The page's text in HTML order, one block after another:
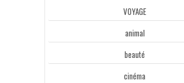
VOYAGE
animal
beauté
cinéma